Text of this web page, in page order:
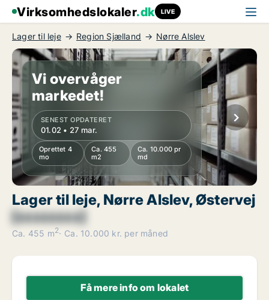
Virksomhedslokaler.dk LIVE
Lager til leje Region Sjælland Nørre Alslev
Vi overvåger
markedet!
SENEST OPDATERET
01.02 • 27 mar.
Oprettet 4
mo
Ca. 455
m2
Ca. 10.000 pr
md
Lager til leje, Nørre Alslev, Østervej
[xxxxxxxx]
Ca. 455 m2 Ca. 10.000 kr. per måned
Få mere info om lokalet